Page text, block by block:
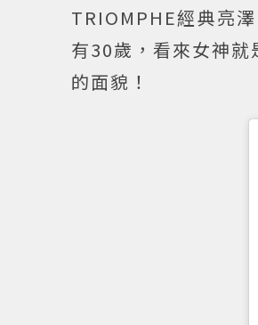
TRIOMPHE經典亮
有30歲，看來女神
的面貌！